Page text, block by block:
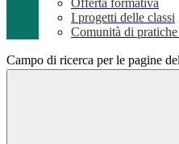
Offerta formativa
I progetti delle classi
Comunità di
Campo di ricerca per le pagine